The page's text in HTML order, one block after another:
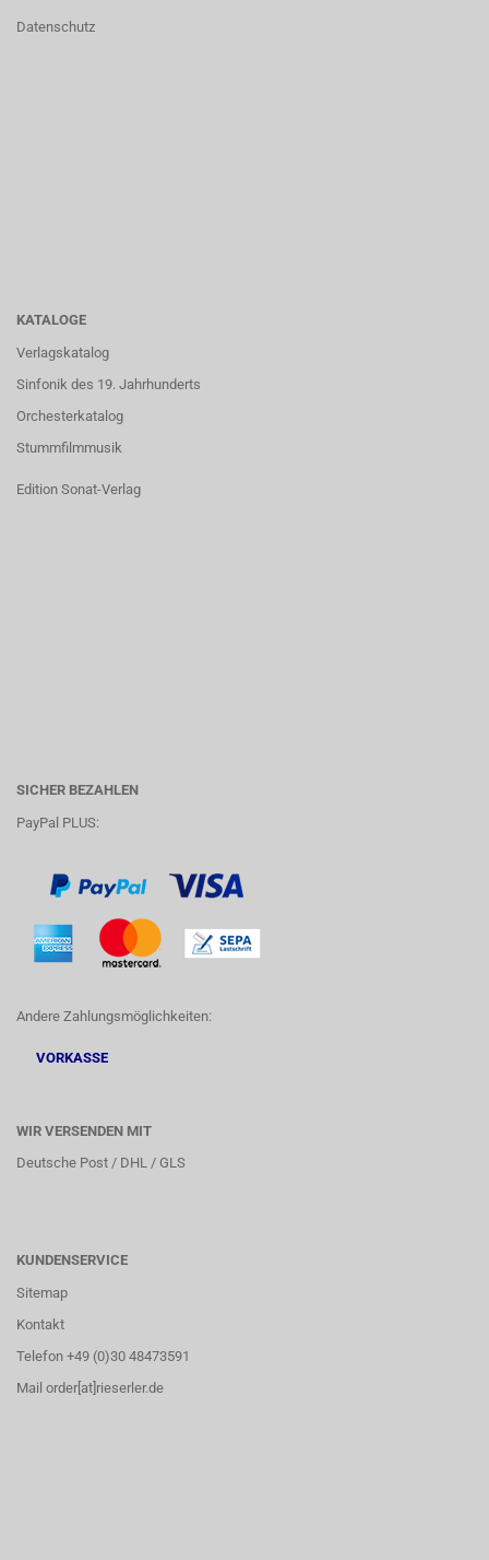
Datenschutz
KATALOGE
Verlagskatalog
Sinfonik des 19. Jahrhunderts
Orchesterkatalog
Stummfilmmusik
Edition Sonat-Verlag
SICHER BEZAHLEN
PayPal PLUS:
Andere Zahlungsmöglichkeiten:
VORKASSE
WIR VERSENDEN MIT
Deutsche Post / DHL / GLS
KUNDENSERVICE
Sitemap
Kontakt
Telefon +49 (0)30 48473591
Mail order[at]rieserler.de